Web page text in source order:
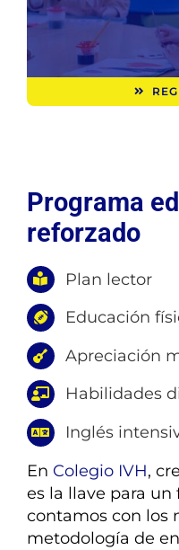
Programa
reforzado
Plan lector
Educación
Apreciación
Habilidades
Inglés
En Colegio IVH,
es la llave para un
contamos con los
metodología de